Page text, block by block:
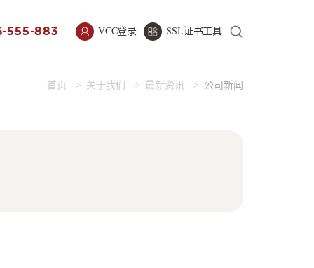
555-883 VCC登录 SSL证书工具
首页 关于我们 最新资讯 公司新闻